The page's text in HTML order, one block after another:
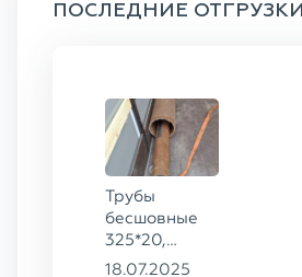
ПОСЛЕДНИЕ ОТГРУЗКИ
Трубы
бесшовные
325*20,
159*16 ГОСТ
18.07.2025